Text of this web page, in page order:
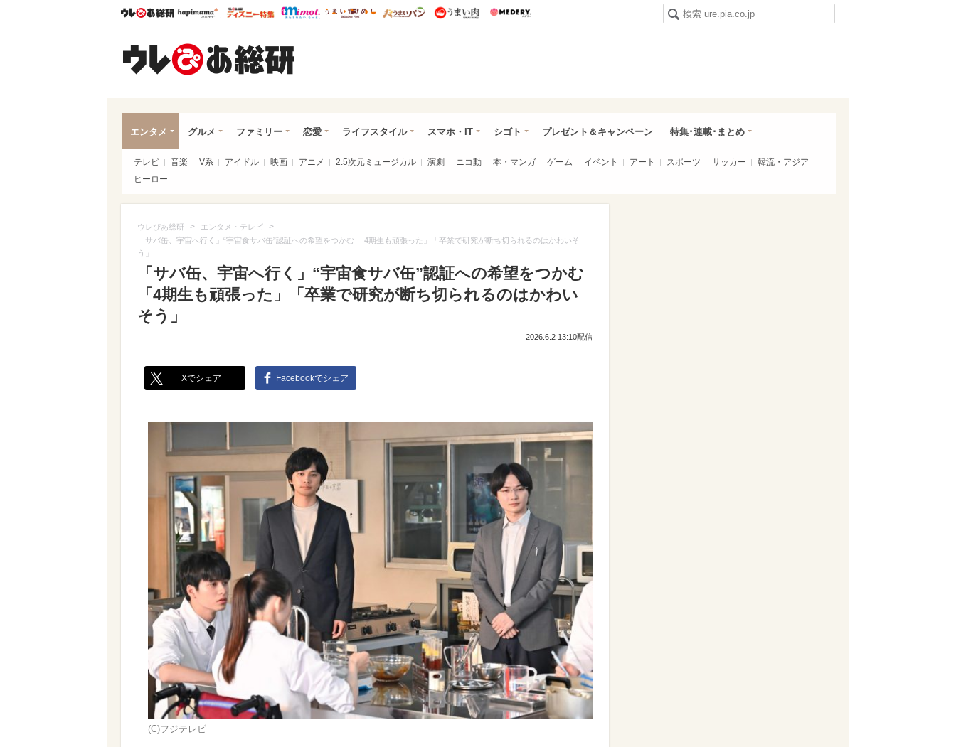
ウレぴあ総研ハピママ* ウレぴあ総研 ディズニー特集
mimot. うまいめし うまいパン うまい肉
エンタメ グルメ ファミリー 恋愛 ライフスタイル スマホ・IT シゴト プレゼント＆キャンペーン 特集･連載･まとめ
テレビ 音楽 V系 アイドル 映画 アニメ 2.5次元ミュージカル 演劇 ニコ動 本・マンガ ゲーム イベント アート スポーツ サッカー
韓流・アジア
ヒーロー
ウレぴあ総研 > エンタメ・テレビ >
「サバ缶、宇宙へ行く」“宇宙食サバ缶”認証への希望をつかむ 「4期生も頑張った」「卒業で研究が断ち切られるのはかわいそ
う」
「サバ缶、宇宙へ行く」“宇宙食サバ缶”認証への希望をつかむ
「4期生も頑張った」「卒業で研究が断ち切られるのはかわい
そう」
2026.6.2 13:10配信
Xでシェア Facebookでシェア
(C)フジテレビ